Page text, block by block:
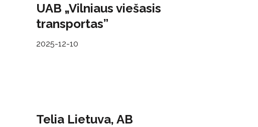
UAB „Vilniaus viešasis
transportas”
2025-12-10
Telia Lietuva, AB